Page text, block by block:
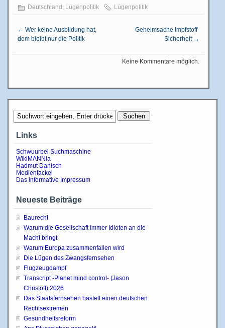
Deutschland Lügenpolitik Lügenpolitik
← Wer keine Ausbildung hat,
dem bleibt nur die Politik
Geheimsache Impfstoff-
Sicherheit →
Keine Kommentare möglich.
Links
Schwuurbel Suchmaschine
WikiMANNia
Hadmut Danisch
Medienfackel
Das informative Impressum
Neueste Beiträge
Baurecht
Warum die Gesellschaft Immer Idioten an die
Macht bringt
Warum Europa zusammenfallen wird
Die Lügen des Zwangsfernsehen
Flugzeugdampf
Transcript -Planet mind control- (Jason
Christoff) 2026
Das Staatsfernsehen bastelt einen deutschen
Rechtsextremen
Gesundheitsreform